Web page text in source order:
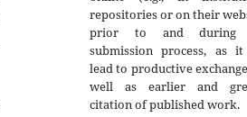
repositories or on their
prior to and during
submission process, as
lead to productive
well as earlier and
citation of published work.